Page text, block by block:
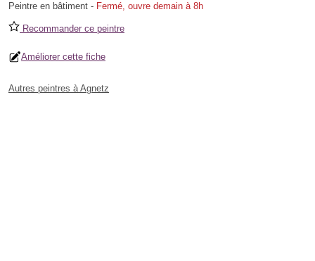
Peintre en bâtiment - Fermé, ouvre demain à 8h
Recommander ce peintre
Améliorer cette fiche
Autres peintres à Agnetz